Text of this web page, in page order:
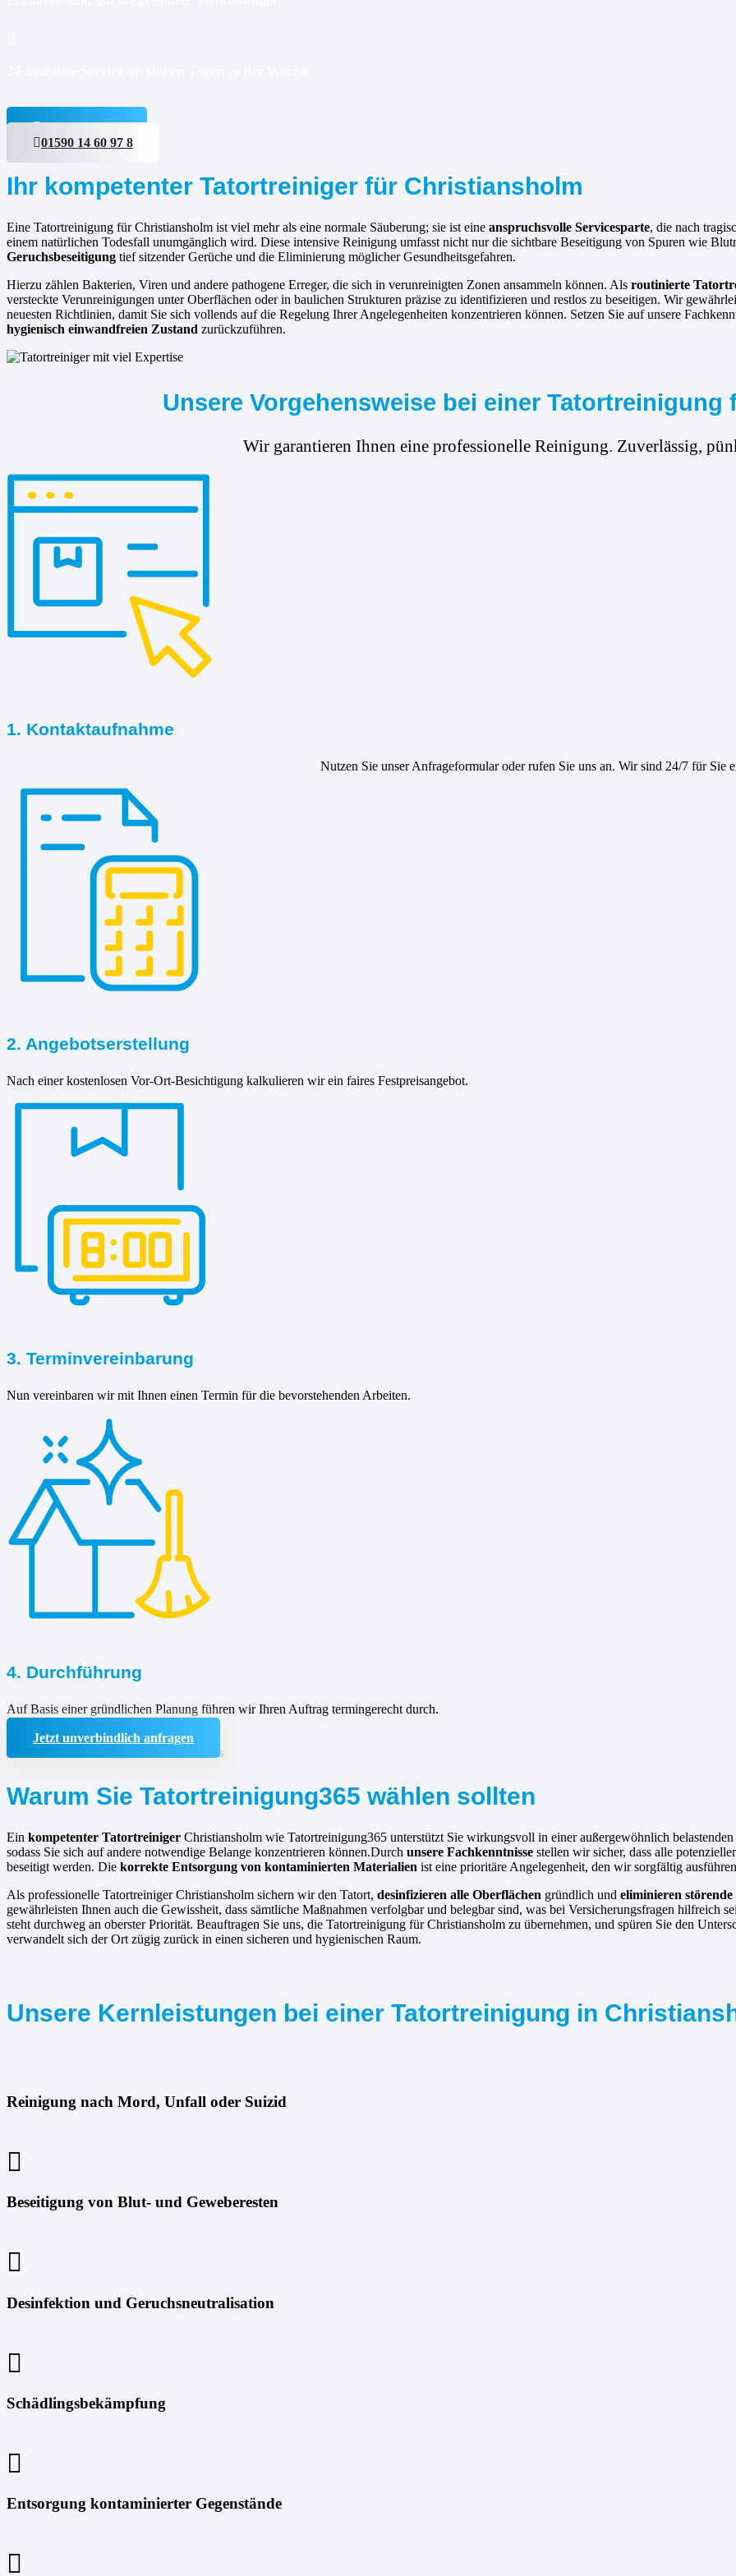
Jetzt anfragen
01590 14 60 97 8
Ihr kompetenter Tatortreiniger für Christiansholm
Eine Tatortreinigung für Christiansholm ist viel mehr als eine normale Säuberung; sie ist eine anspruchsvolle Servicesparte, die nach
einem natürlichen Todesfall unumgänglich wird. Diese intensive Reinigung umfasst nicht nur die sichtbare Beseitigung von Spuren wie
Geruchsbeseitigung tief sitzender Gerüche und die Eliminierung möglicher Gesundheitsgefahren.
Hierzu zählen Bakterien, Viren und andere pathogene Erreger, die sich in verunreinigten Zonen ansammeln können. Als routinierte
versteckte Verunreinigungen unter Oberflächen oder in baulichen Strukturen präzise zu identifizieren und restlos zu beseitigen. Wir
neuesten Richtlinien, damit Sie sich vollends auf die Regelung Ihrer Angelegenheiten konzentrieren können. Setzen Sie auf unsere
hygienisch einwandfreien Zustand zurückzuführen.
Unsere Vorgehensweise bei einer
Wir garantieren Ihnen eine professionelle Reinigung. Zuverlässig,
1. Kontaktaufnahme
Nutzen Sie unser Anfrageformular oder rufen Sie uns an. Wir sind 24/7 für Sie
2. Angebotserstellung
Nach einer kostenlosen Vor-Ort-Besichtigung kalkulieren wir ein faires Festpreisangebot.
3. Terminvereinbarung
Nun vereinbaren wir mit Ihnen einen Termin für die bevorstehenden Arbeiten.
4. Durchführung
Auf Basis einer gründlichen Planung führen wir Ihren Auftrag termingerecht durch.
Jetzt unverbindlich anfragen
Warum Sie Tatortreinigung365 wählen sollten
Ein kompetenter Tatortreiniger Christiansholm wie Tatortreinigung365 unterstützt Sie wirkungsvoll in einer außergewöhnlich
sodass Sie sich auf andere notwendige Belange konzentrieren können.Durch unsere Fachkenntnisse stellen wir sicher, dass alle
beseitigt werden. Die korrekte Entsorgung von kontaminierten Materialien ist eine prioritäre Angelegenheit, den wir sorgfältig
Als professionelle Tatortreiniger Christiansholm sichern wir den Tatort, desinfizieren alle Oberflächen gründlich und eliminieren störende
gewährleisten Ihnen auch die Gewissheit, dass sämtliche Maßnahmen verfolgbar und belegbar sind, was bei Versicherungsfragen hilfreich
steht durchweg an oberster Priorität. Beauftragen Sie uns, die Tatortreinigung für Christiansholm zu übernehmen, und spüren Sie den
verwandelt sich der Ort zügig zurück in einen sicheren und hygienischen Raum.
Unsere Kernleistungen bei einer Tatortreinigung in
Reinigung nach Mord, Unfall oder Suizid
Beseitigung von Blut- und Geweberesten
Desinfektion und Geruchsneutralisation
Schädlingsbekämpfung
Entsorgung kontaminierter Gegenstände